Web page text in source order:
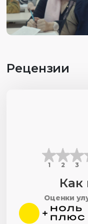
Рецензии
1 2 3
Как
Оценки